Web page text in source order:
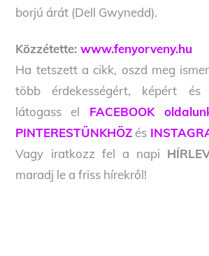
borjú árát (Dell Gwynedd).
Közzétette:www.fenyorveny.hu
Ha tetszett a cikk, oszd meg
több érdekességért, képért és
látogass el FACEBOOK
PINTERESTÜNKHÖZ és
Vagy iratkozz fel a napi
maradj le a friss hírekről!